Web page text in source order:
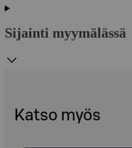
Sijainti myymälässä
Katso myös